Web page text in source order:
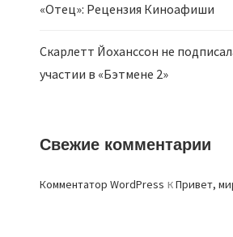
«Отец»: Рецензия Киноафиши
Скарлетт Йоханссон не
участии в «Бэтмене 2»
Свежие комментарии
Комментатор WordPress кПривет,